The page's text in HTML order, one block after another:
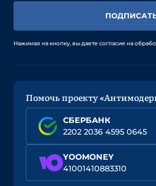
Нажимая на кнопку, вы даете согласие на
Помочь проекту
СБЕРБАНК
2202 2036 4595 0645
YOOMONEY
41001410883310